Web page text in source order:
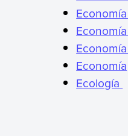
Economía
Ecología